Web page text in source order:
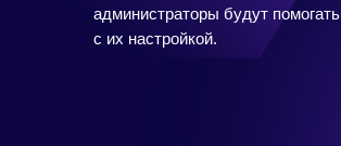
администраторы будут помогать
с их настройкой.